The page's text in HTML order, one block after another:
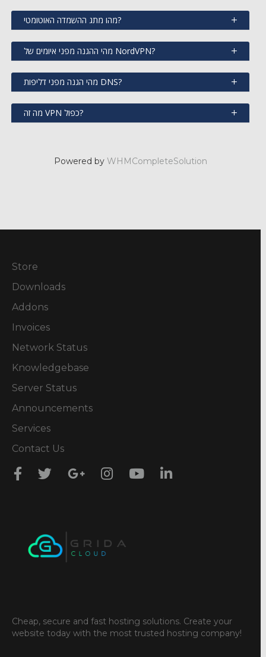
מהו מתג ההשמדה האוטומטי?
מהי ההגנה מפני איומים של NordVPN?
מהי הגנה מפני דליפות DNS?
מה זה VPN כפול?
Powered by WHMCompleteSolution
Store
Downloads
Addons
Invoices
Network Status
Knowledgebase
Server Status
Announcements
Services
Contact Us
Cheap, secure and fast hosting solutions. Create your
website today with the most trusted hosting company!